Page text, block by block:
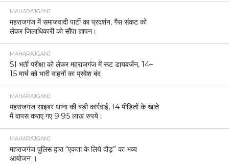
MAHARAJGANJ
महराजगंज में समाजवादी पार्टी का प्रदर्शन, गैस संकट को
लेकर जिलाधिकारी को सौंपा ज्ञापन।
MAHARAJGANJ
SI भर्ती परीक्षा को लेकर महराजगंज में रूट डायवर्जन, 14–
15 मार्च को भारी वाहनों का प्रवेश बंद
MAHARAJGANJ
महराजगंज साइबर थाना की बड़ी कार्रवाई, 14 पीड़ितों के खाते
में वापस कराए गए 9.95 लाख रुपये।
MAHARAJGANJ
महराजगंज पुलिस द्वारा “एकता के लिये दौड़” का भव्य
आयोजन ।